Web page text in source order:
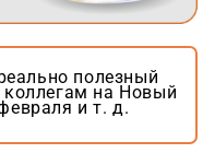
полезный
на Новый
и т. д.